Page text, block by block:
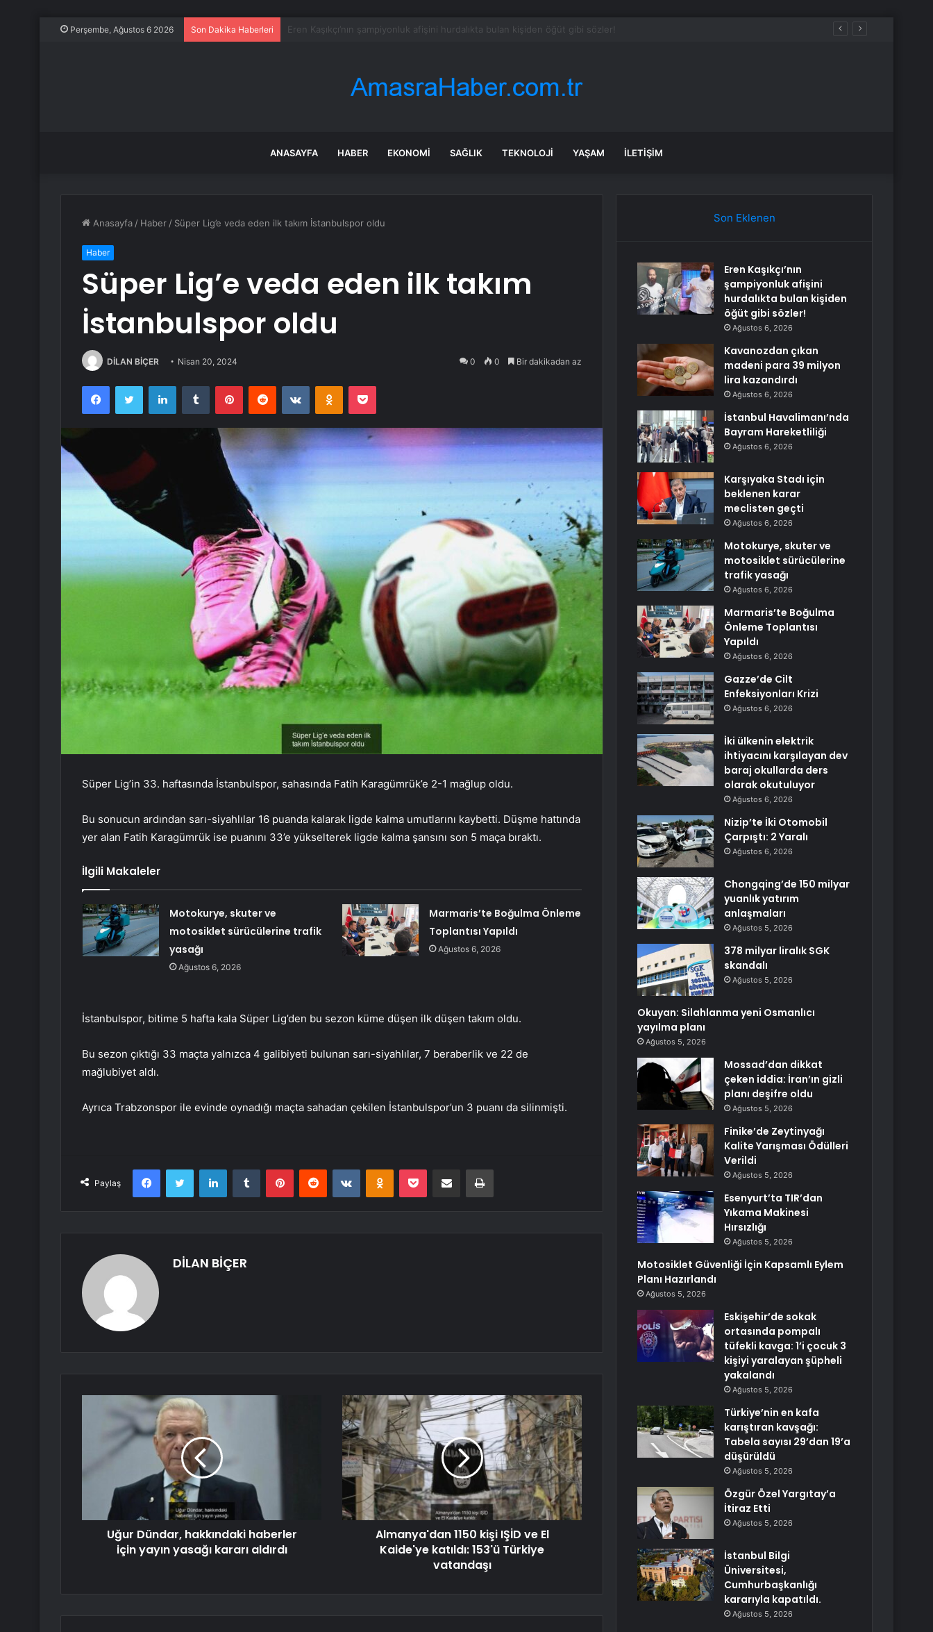
Perşembe, Ağustos 6 2026 Son Dakika Haberleri Kavanozdan çıkan madeni para 39 milyon lira kazandırdı
ANASAYFA HABER EKONOMI SAĞLIK TEKNOLOJI YAŞAM İLETIŞIM
Anasayfa / Haber / Süper Lig’e veda eden ilk takım İstanbulspor oldu
Haber
Süper Lig’e veda eden ilk takım
İstanbulspor oldu
DİLAN BİÇER Nisan 20, 2024 0 0 Bir dakikadan az
FacebookTwitter LinkedInTumblr PinterestReddit VKontakteOdnoklassniki
Pocket
Süper Lig’in 33. haftasında İstanbulspor, sahasında Fatih Karagümrük’e 2-1 mağlup oldu.
Bu sonucun ardından sarı-siyahlılar 16 puanda kalarak ligde kalma umutlarını kaybetti. Düşme hattında
yer alan Fatih Karagümrük ise puanını 33’e yükselterek ligde kalma şansını son 5 maça bıraktı.
İlgili Makaleler
Motokurye, skuter ve
motosiklet sürücülerine trafik
yasağı
Ağustos 6, 2026
Marmaris’te Boğulma Önleme
Toplantısı Yapıldı
Ağustos 6, 2026
İstanbulspor, bitime 5 hafta kala Süper Lig’den bu sezon küme düşen ilk düşen takım oldu.
Bu sezon çıktığı 33 maçta yalnızca 4 galibiyeti bulunan sarı-siyahlılar, 7 beraberlik ve 22 de
mağlubiyet aldı.
Ayrıca Trabzonspor ile evinde oynadığı maçta sahadan çekilen İstanbulspor’un 3 puanı da silinmişti.
Paylaş
FacebookTwitter LinkedInTumblr PinterestReddit VKontakteOdnoklassniki
Pocket E-Posta ile paylaş Yazdır
DİLAN BİÇER
Uğur Dündar, hakkındaki haberler
için yayın yasağı kararı aldırdı
Almanya'dan 1150 kişi IŞİD ve El
Kaide'ye katıldı: 153'ü Türkiye
vatandaşı
Son Eklenen
Eren Kaşıkçı’nın
şampiyonluk afişini
hurdalıkta bulan kişiden
öğüt gibi sözler!
Ağustos 6, 2026
Kavanozdan çıkan
madeni para 39 milyon
lira kazandırdı
Ağustos 6, 2026
İstanbul Havalimanı’nda
Bayram Hareketliliği
Ağustos 6, 2026
Karşıyaka Stadı için
beklenen karar
meclisten geçti
Ağustos 6, 2026
Motokurye, skuter ve
motosiklet sürücülerine
trafik yasağı
Ağustos 6, 2026
Marmaris’te Boğulma
Önleme Toplantısı
Yapıldı
Ağustos 6, 2026
Gazze’de Cilt
Enfeksiyonları Krizi
Ağustos 6, 2026
İki ülkenin elektrik
ihtiyacını karşılayan dev
baraj okullarda ders
olarak okutuluyor
Ağustos 6, 2026
Nizip’te İki Otomobil
Çarpıştı: 2 Yaralı
Ağustos 6, 2026
Chongqing’de 150 milyar
yuanlık yatırım
anlaşmaları
Ağustos 5, 2026
378 milyar liralık SGK
skandalı
Ağustos 5, 2026
Okuyan: Silahlanma yeni Osmanlıcı
yayılma planı
Ağustos 5, 2026
Mossad’dan dikkat
çeken iddia: İran’ın gizli
planı deşifre oldu
Ağustos 5, 2026
Finike’de Zeytinyağı
Kalite Yarışması Ödülleri
Verildi
Ağustos 5, 2026
Esenyurt’ta TIR’dan
Yıkama Makinesi
Hırsızlığı
Ağustos 5, 2026
Motosiklet Güvenliği İçin Kapsamlı Eylem
Planı Hazırlandı
Ağustos 5, 2026
Eskişehir’de sokak
ortasında pompalı
tüfekli kavga: 1’i çocuk 3
kişiyi yaralayan şüpheli
yakalandı
Ağustos 5, 2026
Türkiye’nin en kafa
karıştıran kavşağı:
Tabela sayısı 29’dan 19’a
düşürüldü
Ağustos 5, 2026
Özgür Özel Yargıtay’a
İtiraz Etti
Ağustos 5, 2026
İstanbul Bilgi
Üniversitesi,
Cumhurbaşkanlığı
kararıyla kapatıldı.
Ağustos 5, 2026